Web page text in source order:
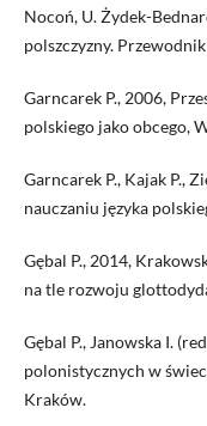
Nocoń, U. Żydek-
polszczyzny.
Garncarek P., 2006,
polskiego jako obcego,
Garncarek P., Kajak P.,
nauczaniu języka
Gębal P., 2014,
na tle rozwoju
Gębal P., Janowska I.
polonistycznych w
Kraków.